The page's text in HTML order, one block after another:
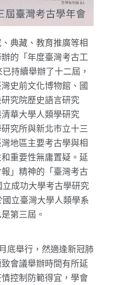
典藏、教育推廣等相
的「年度臺灣考古工
持續舉辦了十二屆，
史前文化博物館、國
究院歷史語言研究
華大學人類學研究
究所與新北市立十三
地區主要考古學與相
重要性無庸置疑。延
」精神的「臺灣考古
成功大學考古學研究
立臺灣大學人類學系
第三屆。
底舉行，然適逢新冠肺
會議舉辦時間有所延
控制防範得宜，學會